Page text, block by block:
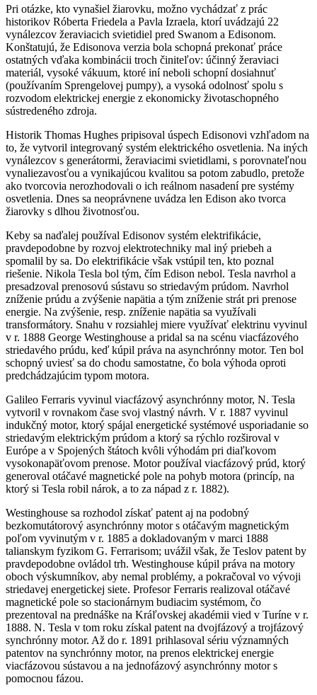
Pri otázke, kto vynašiel žiarovku, možno vychádzať z prác
historikov Róberta Friedela a Pavla Izraela, ktorí uvádzajú 22
vynálezcov žeraviacich svietidiel pred Swanom a Edisonom.
Konštatujú, že Edisonova verzia bola schopná prekonať práce
ostatných vďaka kombinácii troch činiteľov: účinný žeraviaci
materiál, vysoké vákuum, ktoré iní neboli schopní dosiahnuť
(používaním Sprengelovej pumpy), a vysoká odolnosť spolu s
rozvodom elektrickej energie z ekonomicky životaschopného
sústredeného zdroja.
Historik Thomas Hughes pripisoval úspech Edisonovi vzhľadom na
to, že vytvoril integrovaný systém elektrického osvetlenia. Na iných
vynálezcov s generátormi, žeraviacimi svietidlami, s porovnateľnou
vynaliezavosťou a vynikajúcou kvalitou sa potom zabudlo, pretože
ako tvorcovia nerozhodovali o ich reálnom nasadení pre systémy
osvetlenia. Dnes sa neoprávnene uvádza len Edison ako tvorca
žiarovky s dlhou životnosťou.
Keby sa naďalej používal Edisonov systém elektrifikácie,
pravdepodobne by rozvoj elektrotechniky mal iný priebeh a
spomalil by sa. Do elektrifikácie však vstúpil ten, kto poznal
riešenie. Nikola Tesla bol tým, čím Edison nebol. Tesla navrhol a
presadzoval prenosovú sústavu so striedavým prúdom. Navrhol
zníženie prúdu a zvýšenie napätia a tým zníženie strát pri prenose
energie. Na zvýšenie, resp. zníženie napätia sa využívali
transformátory. Snahu v rozsiahlej miere využívať elektrinu vyvinul
v r. 1888 George Westinghouse a pridal sa na scénu viacfázového
striedavého prúdu, keď kúpil práva na asynchrónny motor. Ten bol
schopný uviesť sa do chodu samostatne, čo bola výhoda oproti
predchádzajúcim typom motora.
Galileo Ferraris vyvinul viacfázový asynchrónny motor, N. Tesla
vytvoril v rovnakom čase svoj vlastný návrh. V r. 1887 vyvinul
indukčný motor, ktorý spájal energetické systémové usporiadanie so
striedavým elektrickým prúdom a ktorý sa rýchlo rozširoval v
Európe a v Spojených štátoch kvôli výhodám pri diaľkovom
vysokonapäťovom prenose. Motor používal viacfázový prúd, ktorý
generoval otáčavé magnetické pole na pohyb motora (princíp, na
ktorý si Tesla robil nárok, a to za nápad z r. 1882).
Westinghouse sa rozhodol získať patent aj na podobný
bezkomutátorový asynchrónny motor s otáčavým magnetickým
poľom vyvinutým v r. 1885 a dokladovaným v marci 1888
talianskym fyzikom G. Ferrarisom; uvážil však, že Teslov patent by
pravdepodobne ovládol trh. Westinghouse kúpil práva na motory
oboch výskumníkov, aby nemal problémy, a pokračoval vo vývoji
striedavej energetickej siete. Profesor Ferraris realizoval otáčavé
magnetické pole so stacionárnym budiacim systémom, čo
prezentoval na prednáške na Kráľovskej akadémii vied v Turíne v r.
1888. N. Tesla v tom roku získal patent na dvojfázový a trojfázový
synchrónny motor. Až do r. 1891 prihlasoval sériu významných
patentov na synchrónny motor, na prenos elektrickej energie
viacfázovou sústavou a na jednofázový asynchrónny motor s
pomocnou fázou.